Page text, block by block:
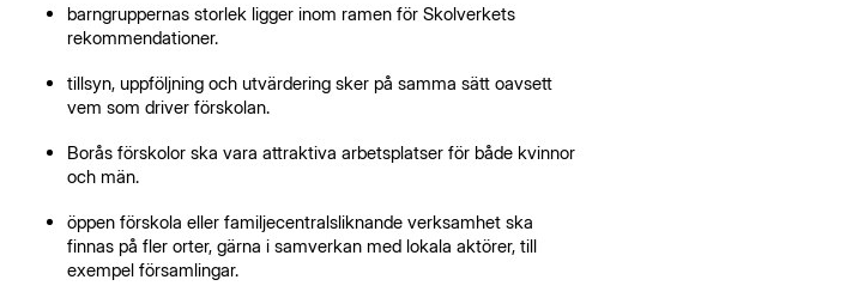
barngruppernas storlek ligger inom ramen för Skolverkets
rekommendationer.
tillsyn, uppföljning och utvärdering sker på samma sätt oavsett
vem som driver förskolan.
Borås förskolor ska vara attraktiva arbetsplatser för både kvinnor
och män.
öppen förskola eller familjecentralsliknande verksamhet ska
finnas på fler orter, gärna i samverkan med lokala aktörer, till
exempel församlingar.